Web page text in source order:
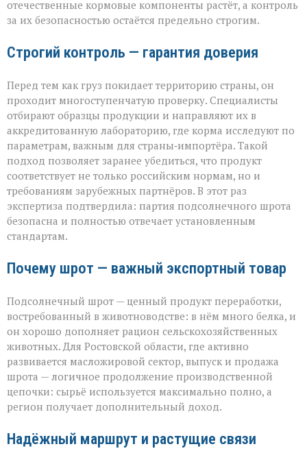
отечественные кормовые компоненты растёт, а контроль
за их безопасностью остаётся предельно строгим.
Строгий контроль — гарантия доверия
Перед тем как груз покидает территорию страны, он
проходит многоступенчатую проверку. Специалисты
отбирают образцы продукции и направляют их в
аккредитованную лабораторию, где корма исследуют по
параметрам, важным для страны‑импортёра. Такой
подход позволяет заранее убедиться, что продукт
соответствует не только российским нормам, но и
требованиям зарубежных партнёров. В этот раз
экспертиза подтвердила: партия подсолнечного шрота
безопасна и полностью отвечает установленным
стандартам.
Почему шрот — важный экспортный товар
Подсолнечный шрот — ценный продукт переработки,
востребованный в животноводстве: в нём много белка, и
он хорошо дополняет рацион сельскохозяйственных
животных. Для Ростовской области, где активно
развивается масложировой сектор, выпуск и продажа
шрота — логичное продолжение производственной
цепочки: сырьё используется максимально полно, а
регион получает дополнительный доход.
Надёжный маршрут и растущие связи